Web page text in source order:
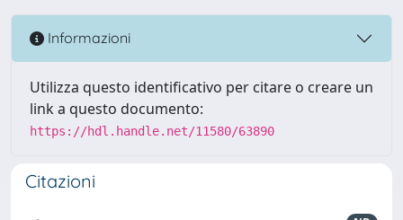
Informazioni
Utilizza questo identificativo per citare o creare un
link a questo documento:
https://hdl.handle.net/11580/63890
Citazioni